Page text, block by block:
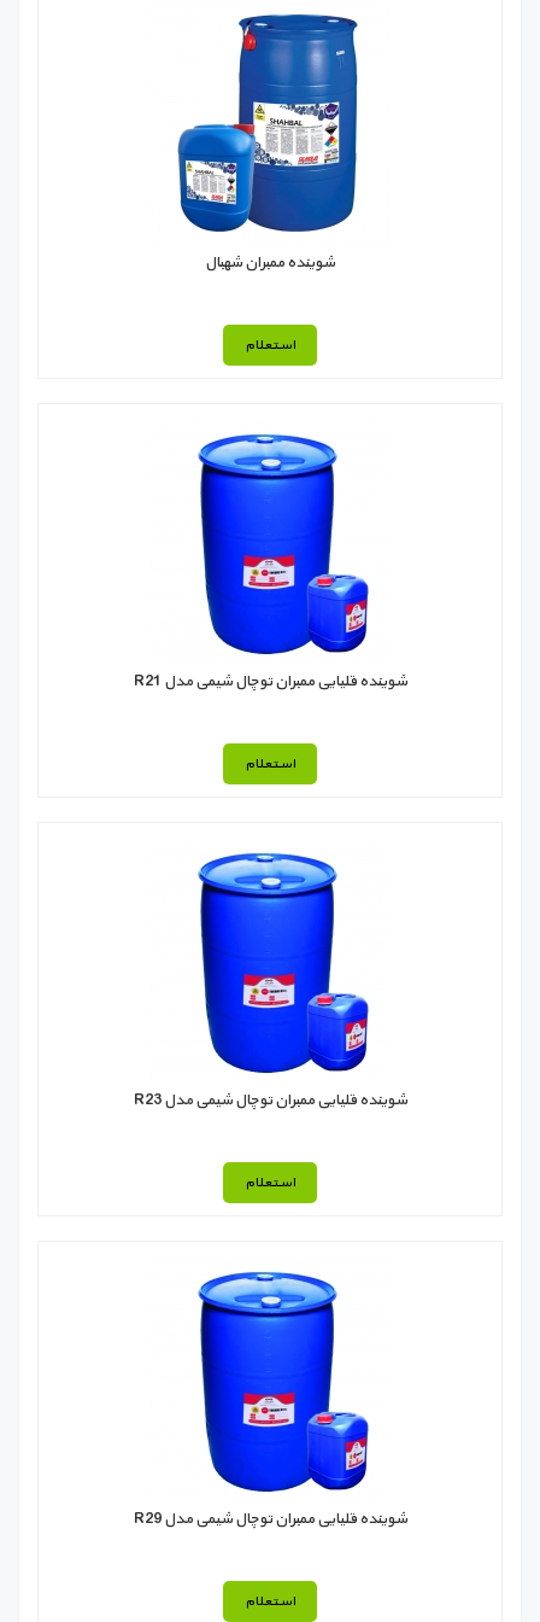
شوینده ممبران شهبال
استعلام
شوینده قلیایی ممبران توچال شیمی مدل R21
استعلام
شوینده قلیایی ممبران توچال شیمی مدل R23
استعلام
شوینده قلیایی ممبران توچال شیمی مدل R29
استعلام